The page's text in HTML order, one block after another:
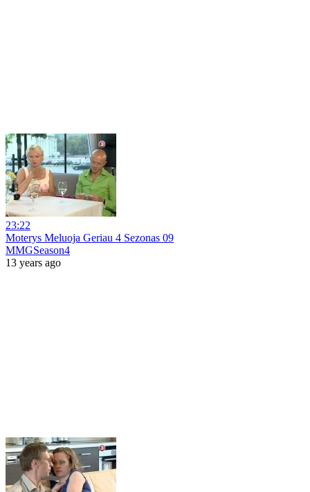
23:22
Moterys Meluoja Geriau 4 Sezonas 09
MMGSeason4
13 years ago